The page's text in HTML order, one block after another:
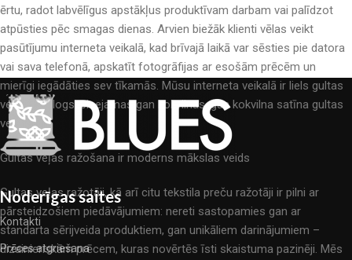
ērtu, radot labvēlīgus apstākļus produktīvam darbam vai palīdzot
atpūsties pēc smagas dienas. Arvien biežāk klienti vēlas veikt
pasūtījumu interneta veikalā, kad brīvajā laikā var sēsties pie datora
vai sava telefonā, apskatīt fotogrāfijas ar esošām prēcēm un
mierīgi iegādāties sev tīkamās. Mūsu interneta veikalā ir liels gultas
veļas katalogs: pieejamas gan kokvilnas, gan kokvilna satīna gultas
veļas.
Gultas veļas ražošana ir moderns mākslas veids
Gultas veļas ražotāji, kā arī citu tekstila preču ražotāji ir pilni ar
pārsteidzošiem piedāvājumiem: nereti sastopamies gan ar
standarta sērijveida produktiem, gan unikāliem darinājumiem –
dizainieriskām prēcem, kuras novērtēs īsti skaistuma pazinēji. Mēs
Noderīgas saites
Kontakti
Prēces atgriešana